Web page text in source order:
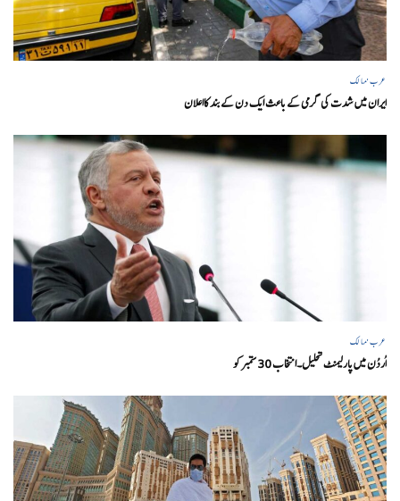
عرب ممالک
ایران میں شدت کی گرمی کے باعث ایک دن کے بند کااعلان
عرب ممالک
اُردُن میں پارلیمنٹ تحلیل۔انتخاب 30 ستمبرکو